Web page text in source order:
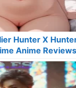
Hunter X
Anime Reviews